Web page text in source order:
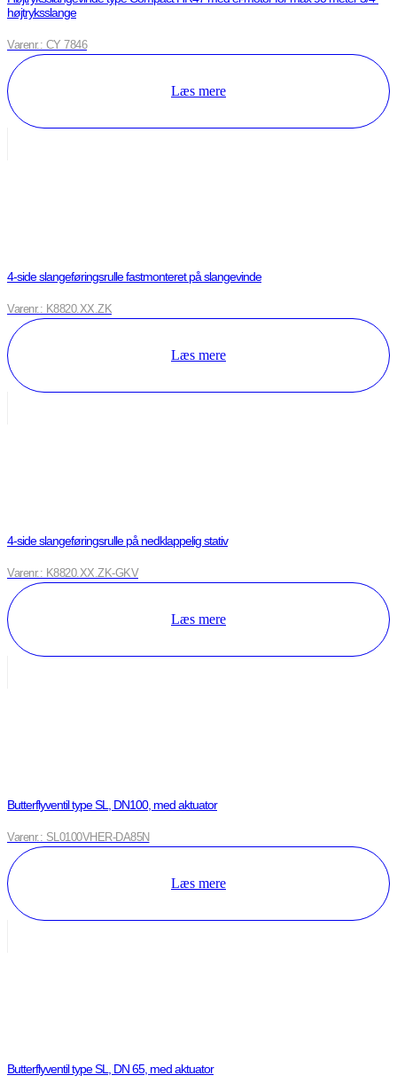
højtryksslange
Varenr.: CY 7846
Læs mere
4-side slangeføringsrulle fastmonteret på slangevinde
Varenr.: K8820.XX.ZK
Læs mere
4-side slangeføringsrulle på nedklappelig stativ
Varenr.: K8820.XX.ZK-GKV
Læs mere
Butterflyventil type SL, DN100, med aktuator
Varenr.: SL0100VHER-DA85N
Læs mere
Butterflyventil type SL, DN 65, med aktuator